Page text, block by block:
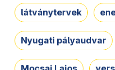
látványtervek
Nyugati pályaudvar